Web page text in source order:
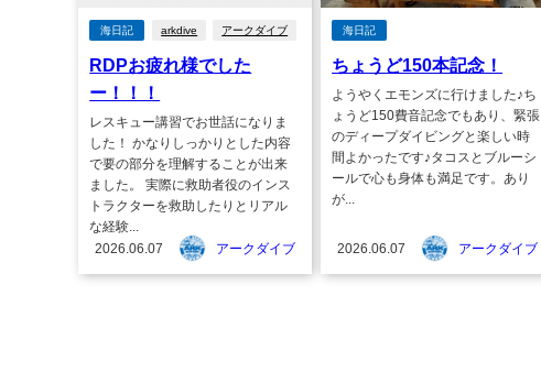
海日記 arkdive アークダイブ
RDPお疲れ様でした
ー！！！
レスキュー講習でお世話になりま
した！ かなりしっかりとした内容
で要の部分を理解することが出来
ました。 実際に救助者役のインス
トラクターを救助したりとリアル
な経験...
2026.06.07
アークダイブ
海日記
ちょうど150本記念！
ようやくエモンズに行けました♪ち
ょうど150費音記念でもあり、緊張
のディープダイビングと楽しい時
間よかったです♪タコスとブルーシ
ールで心も身体も満足です。あり
が...
2026.06.07 アークダイブ